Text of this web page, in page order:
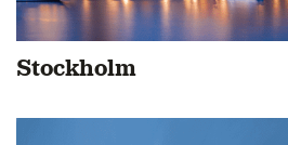
Stockholm